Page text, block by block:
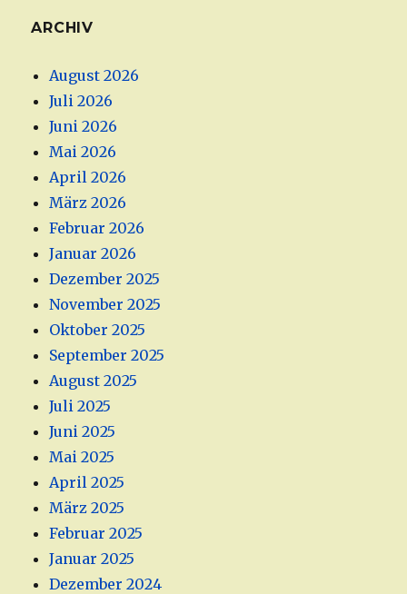
ARCHIV
August 2026
Juli 2026
Juni 2026
Mai 2026
April 2026
März 2026
Februar 2026
Januar 2026
Dezember 2025
November 2025
Oktober 2025
September 2025
August 2025
Juli 2025
Juni 2025
Mai 2025
April 2025
März 2025
Februar 2025
Januar 2025
Dezember 2024